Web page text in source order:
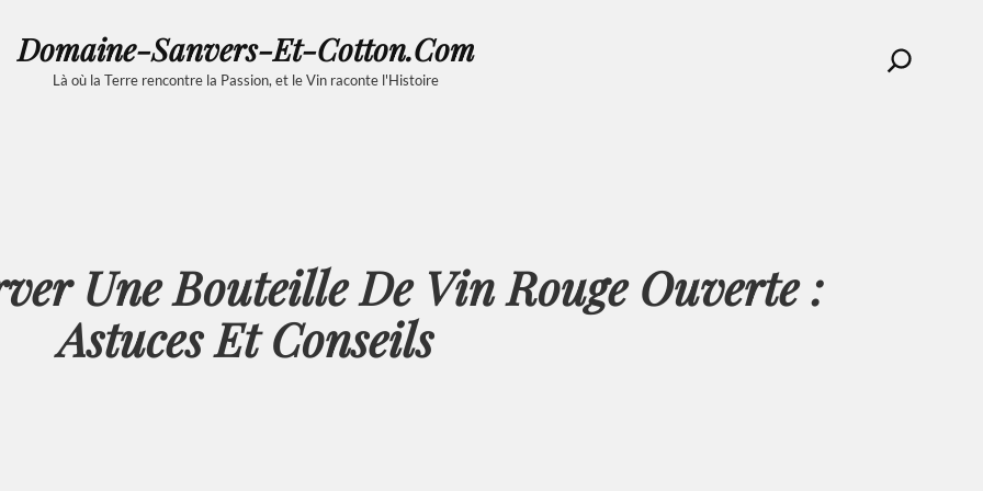
Domaine-Sanvers-Et-Cotton.com
Là où la Terre rencontre la Passion, et le Vin raconte l'Histoire
Search
Une Bouteille De Vin Rouge Ouverte :
Astuces Et Conseils